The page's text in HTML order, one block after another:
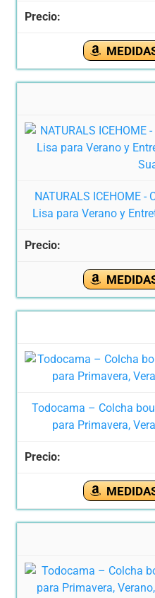
NATURALS ICEHOME
Lisa para Verano y
Todocama – Colcha
para Primavera,